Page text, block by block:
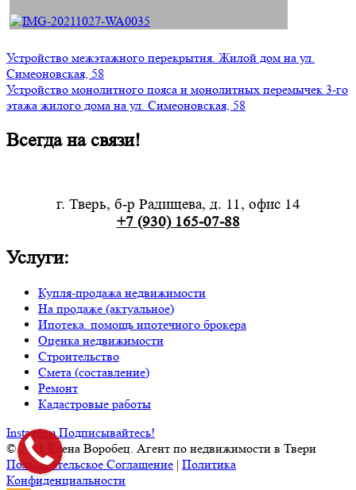
Устройство межэтажного перекрытия. Жилой дом на ул.
Симеоновская, 58
Устройство монолитного пояса и монолитных перемычек 3-го
этажа жилого дома на ул. Симеоновская, 58
Всегда на связи!
г. Тверь, б-р Радищева, д. 11, офис 14
+7 (930) 165-07-88
Услуги:
Купля-продажа недвижимости
На продаже (актуальное)
Ипотека. помощь ипотечного брокера
Оценка недвижимости
Строительство
Смета (составление)
Ремонт
Кадастровые работы
InstagramПодписывайтесь!
© 2021 Елена Воробец. Агент по недвижимости в Твери
Пользовательское Соглашение | Политика
Конфиденциальности